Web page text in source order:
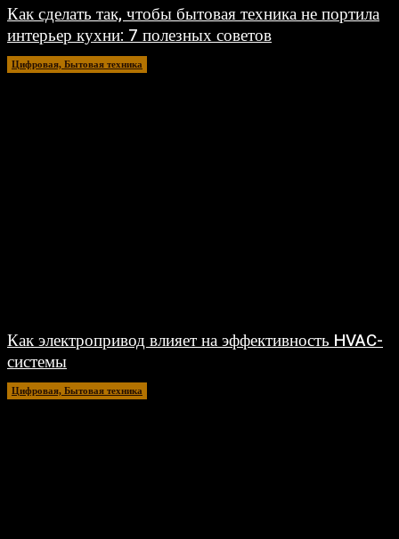
Как сделать так, чтобы бытовая техника не портила
интерьер кухни: 7 полезных советов
Цифровая, Бытовая техника
Как электропривод влияет на эффективность HVAC-
системы
Цифровая, Бытовая техника